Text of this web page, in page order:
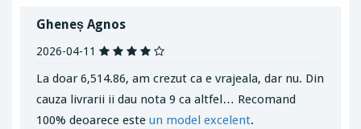
Gheneș Agnos
2026-04-11
La doar 6,514.86, am crezut ca e vrajeala, dar nu. Din
cauza livrarii ii dau nota 9 ca altfel… Recomand
100% deoarece este un model excelent.